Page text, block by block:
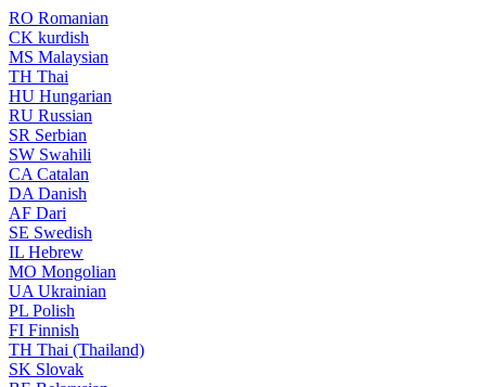
RO Romanian
CK kurdish
MS Malaysian
TH Thai
HU Hungarian
RU Russian
SR Serbian
SW Swahili
CA Catalan
DA Danish
AF Dari
SE Swedish
IL Hebrew
MO Mongolian
UA Ukrainian
PL Polish
FI Finnish
TH Thai (Thailand)
SK Slovak